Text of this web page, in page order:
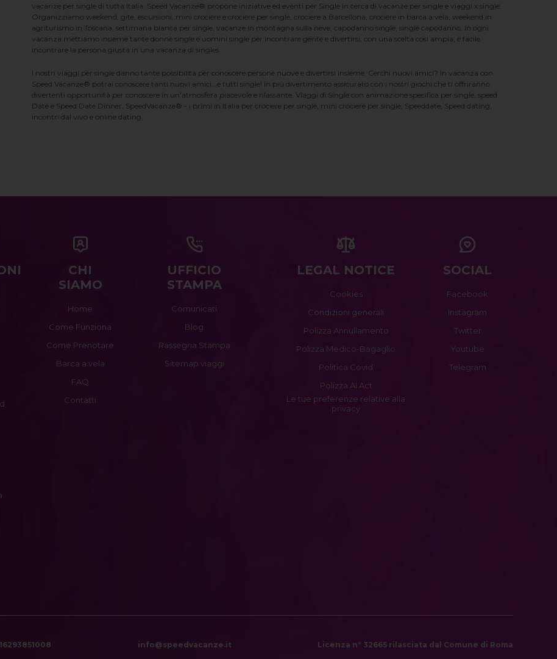
vacanze per single di tutta Italia. Speed Vacanze® propone iniziative ed eventi per Single in cerca di vacanze per single e viaggi x single.
Organizziamo weekend, gite, escursioni, mini crociere e crociere per single, crociere a Barcellona, crociere in barca a vela, weekend in
agriturismo in Toscana, settimana bianca per single, vacanze in montagna sulla neve, capodanno single, single capodanno. In ogni
vacanza mettiamo insieme tante donne single e uomini single per incontrare gente e divertirsi; con una scelta cosi ampia, è facile
incontrare la persona giusta in una vacanza di singles.
I nostri viaggi per single danno tante possibilità per conoscere persone nuove e divertirsi insieme. Cerchi nuovi amici? In vacanza con
Speed Vacanze® potrai conoscere tanti nuovi amici...e tutti single! In più divertimento assicurato con i nostri giochi che ti offriranno
divertenti opportunità per conoscere in un'atmosfera piacevole e rilassante. Viaggi di Single con animazione specifica per single, speed
Date e Speed Date Dinner. SpeedVacanze® - i primi in Italia per crociere per single, mini crociere per single, Speeddate, Speed dating,
incontri dal vivo e online dating.
CHI
SIAMO
Home
Come Funziona
Come Prenotare
Barca a vela
FAQ
Contatti
UFFICIO
STAMPA
Comunicati
Blog
Rassegna Stampa
Sitemap viaggi
LEGAL NOTICE
Cookies
Condizioni generali
Polizza Annullamento
Polizza Medico-Bagaglio
Politica Covid
Polizza AI Act
Le tue preferenze relative alla
privacy
SOCIAL
Facebook
Instagram
Twitter
Youtube
Telegram
info@speedvacanze.it Licenza n° 32665 rilasciata dal Comune di Roma